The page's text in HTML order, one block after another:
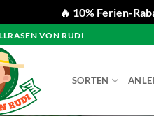
🔥 10% Ferien-
VON RUDI
SORTEN